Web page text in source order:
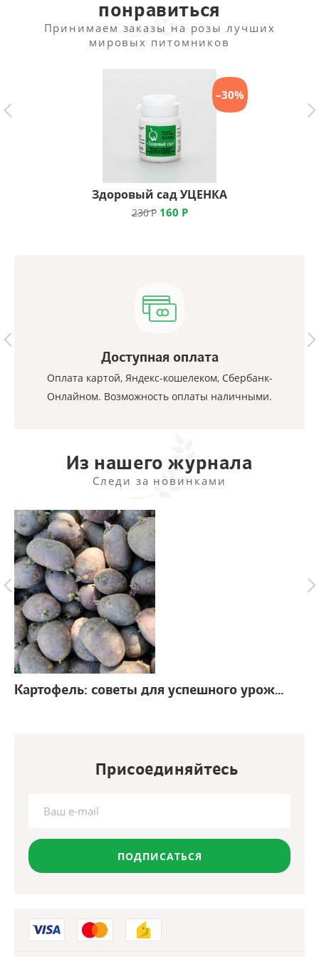
понравиться
Принимаем заказы на розы лучших
мировых питомников
–30%
Здоровый сад УЦЕНКА
230Р 160 Р
Доступная оплата
Оплата картой, Яндекс-кошелеком, Сбербанк-
Онлайном. Возможность оплаты наличными.
Из нашего журнала
Следи за новинками
Картофель: советы для успешного урожая
Присоединяйтесь
ПОДПИСАТЬСЯ